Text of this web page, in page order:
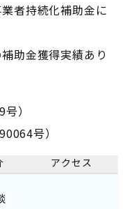
者持続化補助金に
助金獲得実績あり
）
号）
アクセス